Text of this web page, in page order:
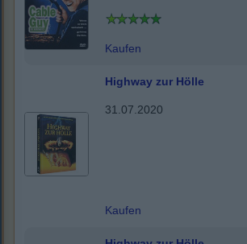
Kaufen
Highway zur Hölle
31.07.2020
Kaufen